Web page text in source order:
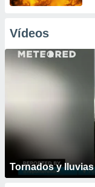
Vídeos
Tornados y